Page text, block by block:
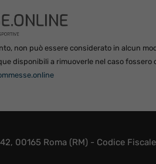
non può essere considerato in alcun
disponibili a rimuoverle nel caso fossero
00165 Roma (RM) - Codice